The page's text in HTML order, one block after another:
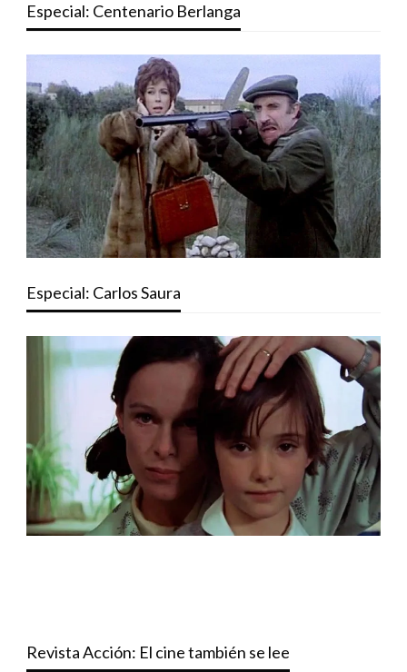
Especial: Centenario Berlanga
Especial: Carlos Saura
Revista Acción: El cine también se lee